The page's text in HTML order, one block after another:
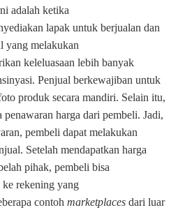
adalah ketika
lapak untuk berjualan dan
yang melakukan
keleluasaan lebih banyak
Penjual berkewajiban untuk
produk secara mandiri. Selain itu,
harga dari pembeli. Jadi,
pembeli dapat melakukan
Setelah mendapatkan harga
pihak, pembeli bisa
rekening yang
contoh marketplaces dari luar